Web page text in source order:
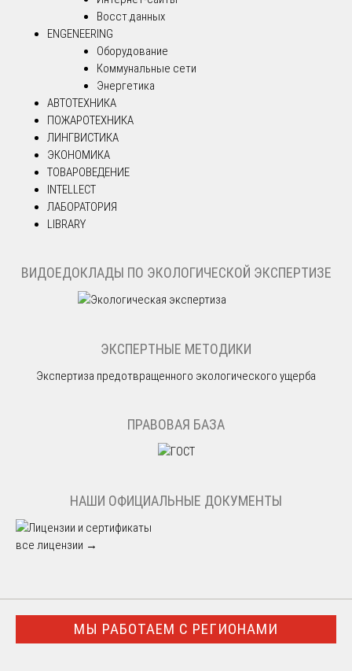
Восст.данных
ENGENEERING
Оборудование
Коммунальные сети
Энергетика
АВТОТЕХНИКА
ПОЖАРОТЕХНИКА
ЛИНГВИСТИКА
ЭКОНОМИКА
ТОВАРОВЕДЕНИЕ
INTELLECT
ЛАБОРАТОРИЯ
LIBRARY
ВИДОЕДОКЛАДЫ ПО ЭКОЛОГИЧЕСКОЙ ЭКСПЕРТИЗЕ
ЭКСПЕРТНЫЕ МЕТОДИКИ
Экспертиза предотвращенного экологического ущерба
ПРАВОВАЯ БАЗА
НАШИ ОФИЦИАЛЬНЫЕ ДОКУМЕНТЫ
все лицензии →
МЫ РАБОТАЕМ С РЕГИОНАМИ